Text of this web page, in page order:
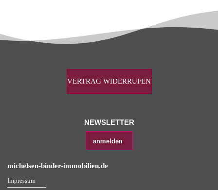
VERTRAG WIDERRUFEN
NEWSLETTER
michelsen-binder-immobilien.de
Impressum